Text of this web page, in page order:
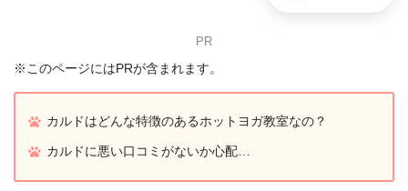
PR
※このページにはPRが含まれます。
カルドはどんな特徴のあるホットヨガ教室なの？
カルドに悪い口コミがないか心配…